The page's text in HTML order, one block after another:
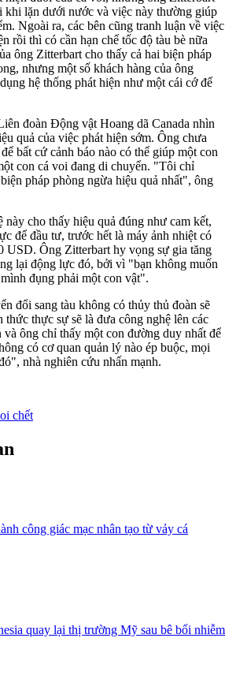
khi lặn dưới nước và việc này thường giúp
Ngoài ra, các bên cũng tranh luận về việc
rồi thì có cần hạn chế tốc độ tàu bè nữa
ông Zitterbart cho thấy cả hai biện pháp
nhưng một số khách hàng của ông
hệ thống phát hiện như một cái cớ để
đoàn Động vật Hoang dã Canada nhìn
quả của việc phát hiện sớm. Ông chưa
bất cứ cảnh báo nào có thể giúp một con
con cá voi đang di chuyển. "Tôi chỉ
pháp phòng ngừa hiệu quả nhất", ông
cho thấy hiệu quả đúng như cam kết,
để đầu tư, trước hết là máy ảnh nhiệt có
USD. Ông Zitterbart hy vọng sự gia tăng
lại động lực đó, bởi vì "bạn không muốn
đụng phải một con vật".
đổi sang tàu không có thủy thủ đoàn sẽ
thức thực sự sẽ là đưa công nghệ lên các
và ông chỉ thấy một con đường duy nhất để
có cơ quan quản lý nào ép buộc, mọi
nhà nghiên cứu nhấn mạnh.
chết
công giác mạc nhân tạo từ vảy cá
quay lại thị trường Mỹ sau bê bối nhiễm